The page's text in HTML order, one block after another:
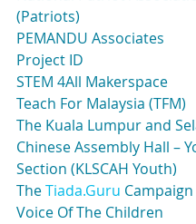
(Patriots)
PEMANDU Associates
Project ID
STEM 4All Makerspace
Teach For Malaysia (TFM)
The Kuala Lumpur and
Chinese Assembly Hall –
Section (KLSCAH Youth)
The Tiada.Guru Campaign
Voice Of The Children